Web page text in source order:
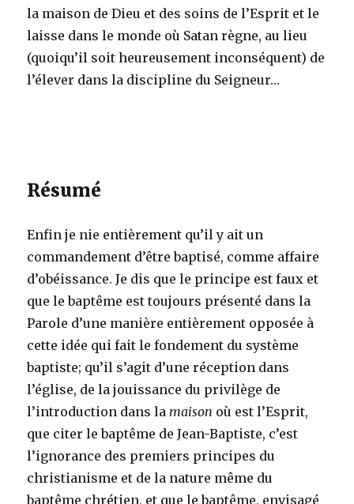
la maison de Dieu et des soins de l’Esprit et le
laisse dans le monde où Satan règne, au lieu
(quoiqu’il soit heureusement inconséquent) de
l’élever dans la discipline du Seigneur…
Résumé
Enfin je nie entièrement qu’il y ait un
commandement d’être baptisé, comme affaire
d’obéissance. Je dis que le principe est faux et
que le baptême est toujours présenté dans la
Parole d’une manière entièrement opposée à
cette idée qui fait le fondement du système
baptiste; qu’il s’agit d’une réception dans
l’église, de la jouissance du privilège de
l’introduction dans la maison où est l’Esprit,
que citer le baptême de Jean-Baptiste, c’est
l’ignorance des premiers principes du
christianisme et de la nature même du
baptême chrétien, et que le baptême, envisagé